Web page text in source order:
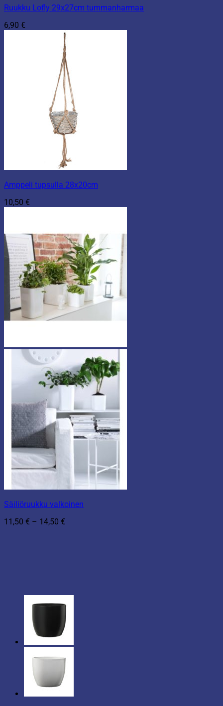
Ruukku Lofly 29x27cm tummanharmaa
6,90 €
Amppeli tupsulla 28x20cm
10,50 €
Säiliöruukku valkoinen
11,50 € – 14,50 €